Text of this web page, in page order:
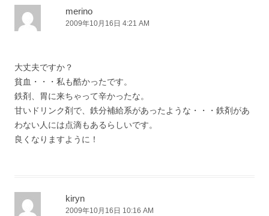
ョ
merino
2009年10月16日 4:21 AM
大丈夫ですか？
貧血・・・私も酷かったです。
鉄剤、胃に来ちゃって辛かったな。
甘いドリンク剤で、鉄分補給系があったような・・・鉄剤があ
わない人には点滴もあるらしいです。
良くなりますように！
kiryn
2009年10月16日 10:16 AM